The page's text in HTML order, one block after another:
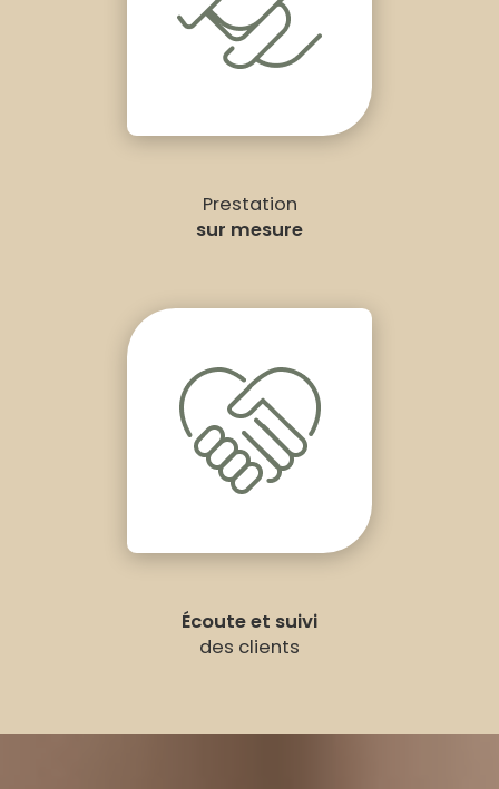
Prestation
sur mesure
Écoute et suivi
des clients